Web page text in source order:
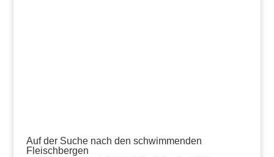
Auf der Suche nach den schwimmenden
Fleischbergen